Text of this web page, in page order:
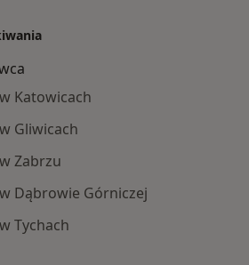
Katowicach
Gliwicach
Zabrzu
Dąbrowie Górniczej
Tychach